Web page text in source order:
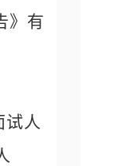
》有
试人